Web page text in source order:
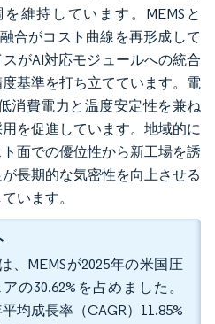
維持しています。MEMSと
合がコスト曲線を再形成して
がAI対応モジュールへの統合
基準を打ち立てています。電
消費電力と温度安定性を兼ね
を促進しています。地域的に
面での優位性から新工場を誘
長期的な気密性を向上させる
います。
、MEMSが2025年の米国圧
の30.62%を占めました。
均成長率（CAGR）11.85%